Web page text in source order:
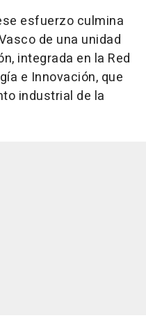
esfuerzo culmina
de una unidad
integrada en la Red
e Innovación, que
industrial de la